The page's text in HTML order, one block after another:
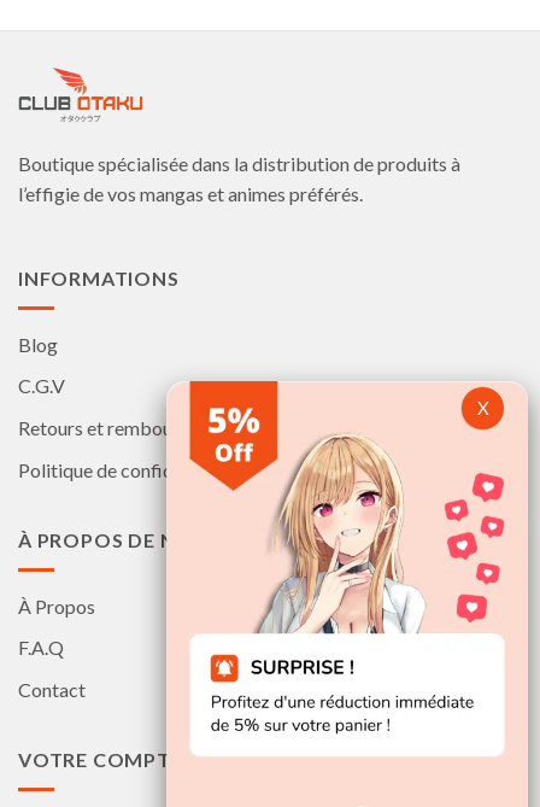
Les
être
sur
la
Les
sur
Boutique spécialisée dans la distribution de produits à
l’effigie de vos mangas et animes préférés.
INFORMATIONS
Blog
C.G.V
Retours et remboursements
Politique de confidentialité
À PROPOS DE NOUS
À Propos
F.A.Q
Contact
VOTRE COMPTE